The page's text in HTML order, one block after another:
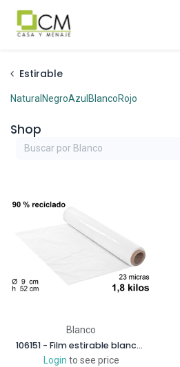
Estirable
Natural NegroAzul BlancoRojo
Shop
Blanco
106151 - Film estirable blanco 23 micras 1,80 kg
Login to see price